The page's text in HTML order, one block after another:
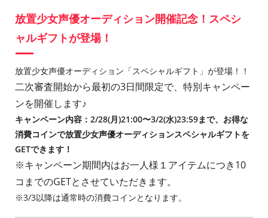
放置少女声優オーディション開催記念！スペシ
ャルギフトが登場！
放置少女声優オーディション「スペシャルギフト」が登場！！
二次審査開始から最初の3日間限定で、特別キャンペー
ンを開催します♪
キャンペーン内容：2/28(月)21:00〜3/2(水)23:59まで、お得な
消費コインで放置少女声優オーディションスペシャルギフトを
GETできます！
※キャンペーン期間内はお一人様１アイテムにつき10
コまでのGETとさせていただきます。
※3/3以降は通常時の消費コインとなります。